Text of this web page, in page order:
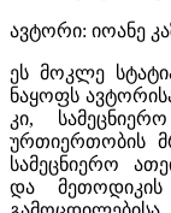
ავტორი: იოანე
ეს მოკლე
ნაყოფს
კი,
ურთიერთობის
სამეცნიერო
და